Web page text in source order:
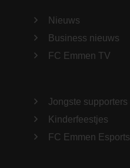
Nieuws
Business nieuws
FC Emmen TV
Jongste supporters
Kinderfeestjes
FC Emmen Esports